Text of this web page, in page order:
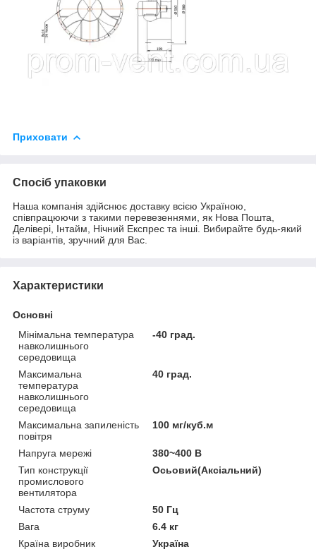
Приховати
Спосіб упаковки
Наша компанія здійснює доставку всією Україною,
співпрацюючи з такими перевезеннями, як Нова Пошта,
Делівері, Інтайм, Нічний Експрес та інші. Вибирайте будь-який
із варіантів, зручний для Вас.
Характеристики
Основні
Мінімальна температура
навколишнього
середовища
-40 град.
Максимальна
температура
навколишнього
середовища
40 град.
Максимальна запиленість
повітря
100 мг/куб.м
Напруга мережі
380~400 В
Тип конструкції
промислового
вентилятора
Осьовий(Аксіальний)
Частота струму
50 Гц
Вага
6.4 кг
Країна виробник
Україна